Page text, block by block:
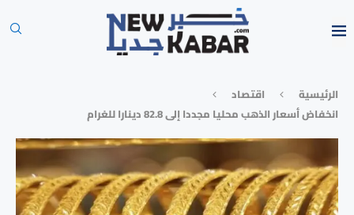
الرئيسية
⁠اقتصاد
انخفاض أسعار الذهب محليا مجددا إلى 82.8 دينارا للغرام